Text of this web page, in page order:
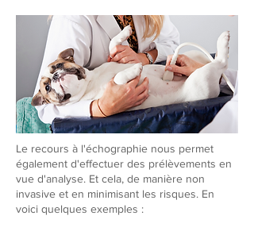
​Le recours à l'échographie nous permet
également d'effectuer des prélèvements en
vue d'analyse. Et cela, de manière non
invasive et en minimisant les risques. En
voici quelques exemples :